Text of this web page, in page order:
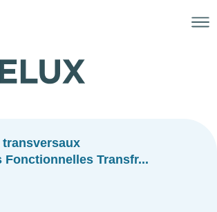
transversaux
Fonctionnelles Transfr...